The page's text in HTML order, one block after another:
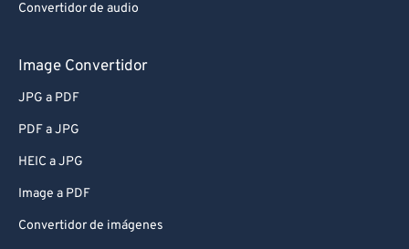
Convertidor de audio
Image Convertidor
JPG a PDF
PDF a JPG
HEIC a JPG
Image a PDF
Convertidor de imágenes